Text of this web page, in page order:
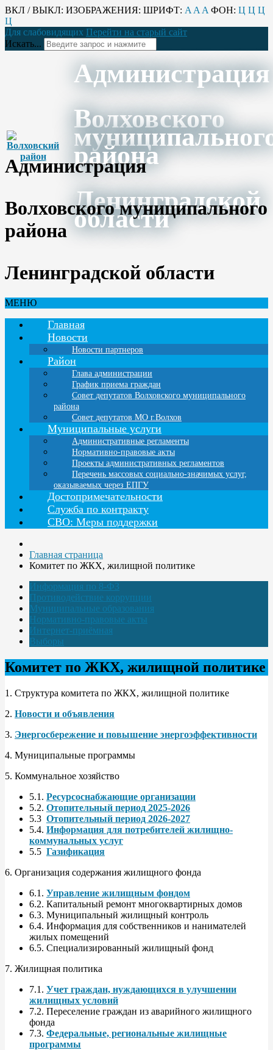
ВКЛ / ВЫКЛ: ИЗОБРАЖЕНИЯ: ШРИФТ: A A A ФОН: Ц Ц Ц
Ц
Для слабовидящих Перейти на старый сайт
Искать...
Администрация
Волховского
района
Ленинградской
области
Администрация
Волховского муниципального
района
Ленинградской области
МЕНЮ
Главная
Новости
Новости партнеров
Район
Глава администрации
График приема граждан
Совет депутатов Волховского муниципального
района
Совет депутатов МО г.Волхов
Муниципальные услуги
Административные регламенты
Нормативно-правовые акты
Проекты административных регламентов
Перечень массовых социально-значимых услуг,
оказываемых через ЕПГУ
Достопримечательности
Служба по контракту
СВО: Меры поддержки
Главная страница
Комитет по ЖКХ, жилищной политике
Информация по 8-ФЗ
Противодействие коррупции
Муниципальные образования
Нормативно-правовые акты
Интернет-приёмная
Выборы
Комитет по ЖКХ, жилищной политике
1. Структура комитета по ЖКХ, жилищной политике
2. Новости и объявления
3. Энергосбережение и повышение энергоэффективности
4. Муниципальные программы
5. Коммунальное хозяйство
5.1. Ресурсоснабжающие организации
5.2. Отопительный период 2025-2026
5.3 Отопительный период 2026-2027
5.4. Информация для потребителей жилищно-
коммунальных услуг
5.5 Газификация
6. Организация содержания жилищного фонда
6.1. Управление жилищным фондом
6.2. Капитальный ремонт многоквартирных домов
6.3. Муниципальный жилищный контроль
6.4. Информация для собственников и нанимателей
жилых помещений
6.5. Специализированный жилищный фонд
7. Жилищная политика
7.1. Учет граждан, нуждающихся в улучшении
жилищных условий
7.2. Переселение граждан из аварийного жилищного
фонда
7.3. Федеральные, региональные жилищные
программы